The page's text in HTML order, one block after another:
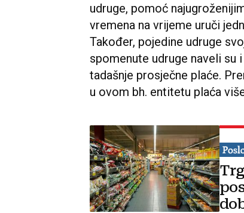
udruge, pomoć
vremena na vrijeme uruči
Također, pojedine udruge
spomenute udruge naveli su
tadašnje prosječne plaće.
u ovom bh. entitetu plaća